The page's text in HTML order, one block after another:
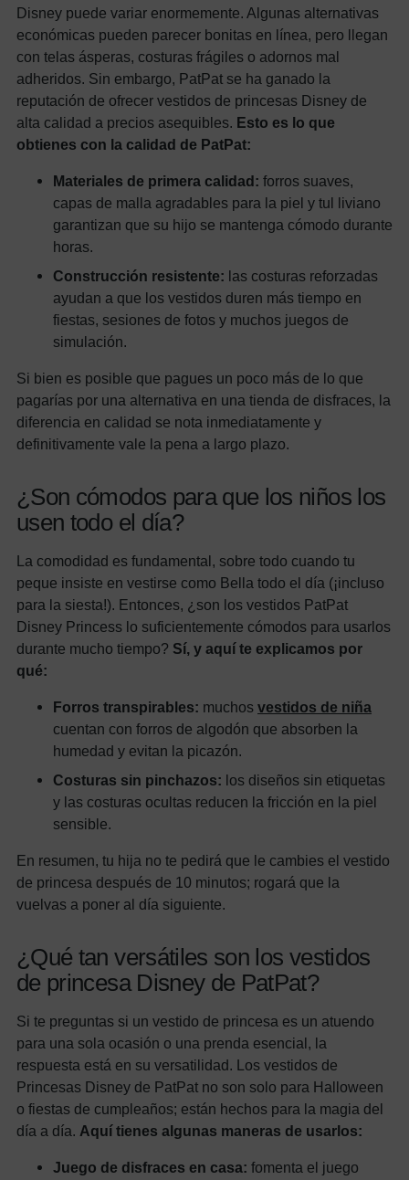
Disney puede variar enormemente. Algunas alternativas
económicas pueden parecer bonitas en línea, pero llegan
con telas ásperas, costuras frágiles o adornos mal
adheridos. Sin embargo, PatPat se ha ganado la
reputación de ofrecer vestidos de princesas Disney de
alta calidad a precios asequibles. Esto es lo que
obtienes con la calidad de PatPat:
Materiales de primera calidad: forros suaves,
capas de malla agradables para la piel y tul liviano
garantizan que su hijo se mantenga cómodo durante
horas.
Construcción resistente: las costuras reforzadas
ayudan a que los vestidos duren más tiempo en
fiestas, sesiones de fotos y muchos juegos de
simulación.
Si bien es posible que pagues un poco más de lo que
pagarías por una alternativa en una tienda de disfraces, la
diferencia en calidad se nota inmediatamente y
definitivamente vale la pena a largo plazo.
¿Son cómodos para que los niños los
usen todo el día?
La comodidad es fundamental, sobre todo cuando tu
peque insiste en vestirse como Bella todo el día (¡incluso
para la siesta!). Entonces, ¿son los vestidos PatPat
Disney Princess lo suficientemente cómodos para usarlos
durante mucho tiempo? Sí, y aquí te explicamos por
qué:
Forros transpirables: muchos vestidos de niña
cuentan con forros de algodón que absorben la
humedad y evitan la picazón.
Costuras sin pinchazos: los diseños sin etiquetas
y las costuras ocultas reducen la fricción en la piel
sensible.
En resumen, tu hija no te pedirá que le cambies el vestido
de princesa después de 10 minutos; rogará que la
vuelvas a poner al día siguiente.
¿Qué tan versátiles son los vestidos
de princesa Disney de PatPat?
Si te preguntas si un vestido de princesa es un atuendo
para una sola ocasión o una prenda esencial, la
respuesta está en su versatilidad. Los vestidos de
Princesas Disney de PatPat no son solo para Halloween
o fiestas de cumpleaños; están hechos para la magia del
día a día. Aquí tienes algunas maneras de usarlos:
Juego de disfraces en casa: fomenta el juego